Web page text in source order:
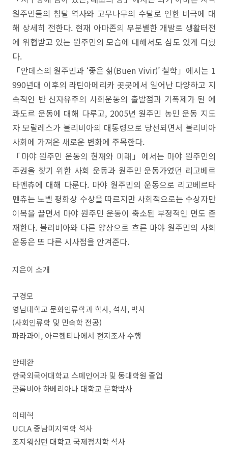
원주민들의 침탈 역사와 고무나무의 수탈로 인한 비극에 대
해 상세히 전한다. 현재 아마존의 무분별한 개발로 생활터전
에 위협받고 있는 원주민의 모습에 대해서도 심도 있게 다뤘
다.
「안데스의 원주민과 ‘좋은 삶(Buen Vivir)’ 철학」에서는 1
990년대 이후의 라틴아메리카 곳곳에서 일어난 다양하고 지
속적인 반 신자유주의 사회운동의 출발점과 기폭제가 된 에
콰도르 운동에 대해 다루고, 2005년 원주민 농민 운동 지도
자 모랄레스가 볼리비아의 대통령으로 당선되면서 볼리비아
사회에 가져온 새로운 변화에 주목한다.
「마야 원주민 운동의 현재와 미래」에서는 마야 원주민의
주권을 찾기 위한 사회 운동과 원주민 운동가였던 리고베르
타멘츄에 대해 다룬다. 마야 원주민의 운동으로 리고베르타
멘츄는 노벨 평화상 수상을 따르지만 사회적으로는 수상자만
이목을 끌면서 마야 원주민 운동이 축소된 부정적인 면도 존
재한다. 볼리비아와 다른 양상으로 흐른 마야 원주민의 사회
운동은 또 다른 시사점을 안겨준다.
지은이 소개
구경모
영남대학교 문화인류학과 학사, 석사, 박사
(사회인류학 및 민속학 전공)
파라과이, 아르헨티나에서 현지조사 수행
안태환
한국외국어대학교 스페인어과 및 동대학원 졸업
콜롬비아 하베리아나 대학교 문학박사
이태혁
UCLA 중남미지역학 석사
조지워싱턴 대학교 국제정치학 석사